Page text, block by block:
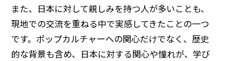
また、日本に対して親しみを持つ人が多いことも、
現地での交流を重ねる中で実感してきたことの一つ
です。ポップカルチャーへの関心だけでなく、歴史
的な背景も含め、日本に対する関心や憧れが、学び